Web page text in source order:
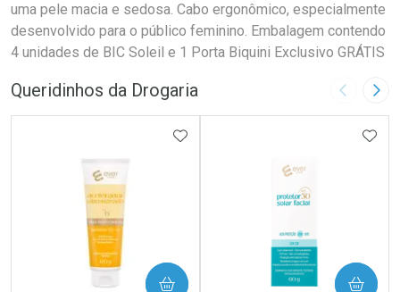
uma pele macia e sedosa. Cabo ergonômico, especialmente
desenvolvido para o público feminino. Embalagem contendo
4 unidades de BIC Soleil e 1 Porta Biquini Exclusivo GRÁTIS
Queridinhos da Drogaria Imagem
ADICIONAR AOS FAVORITOS
COMPRAR COMPRAR